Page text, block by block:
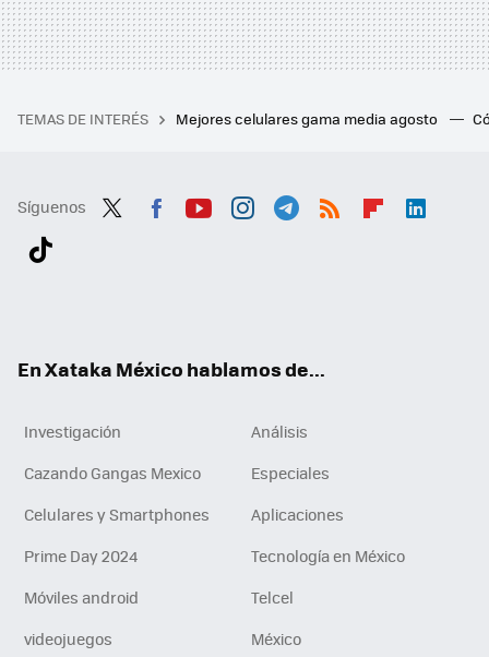
TEMAS DE INTERÉS Mejores celulares gama media agosto
Síguenos
En Xataka México hablamos de...
Investigación
Análisis
Cazando Gangas Mexico
Especiales
Celulares y Smartphones
Aplicaciones
Prime Day 2024
Tecnología en México
Móviles android
Telcel
videojuegos
México